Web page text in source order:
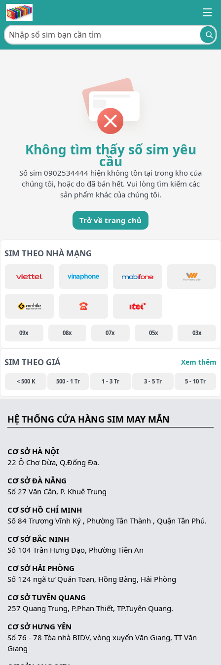
Không tìm thấy số sim yêu
cầu
Số sim 0902534444 hiện không tồn tại trong kho của
chúng tôi, hoặc do đã bán hết. Vui lòng tìm kiếm các
sản phẩm khác của chúng tôi.
Trở về trang chủ
SIM THEO NHÀ MẠNG
09x 08x 07x 05x 03x
SIM THEO GIÁ Xem thêm
< 500 K 500 - 1 Tr 1 - 3 Tr 3 - 5 Tr 5 - 10 Tr
HỆ THỐNG CỬA HÀNG SIM MAY MẮN
CƠ SỞ HÀ NỘI
22 Ô Chợ Dừa, Q.Đống Đa.
CƠ SỞ ĐÀ NẴNG
Số 27 Văn Cận, P. Khuê Trung
CƠ SỞ HỒ CHÍ MINH
Số 84 Trương Vĩnh Ký , Phường Tân Thành , Quận Tân Phú.
CƠ SỞ BẮC NINH
Số 104 Trần Hưng Đạo, Phường Tiền An
CƠ SỞ HẢI PHÒNG
Số 124 ngã tư Quán Toan, Hồng Bàng, Hải Phòng
CƠ SỞ TUYÊN QUANG
257 Quang Trung, P.Phan Thiết, TP.Tuyên Quang.
CƠ SỞ HƯNG YÊN
Số 76 - 78 Tòa nhà BIDV, vòng xuyến Văn Giang, TT Văn
Giang